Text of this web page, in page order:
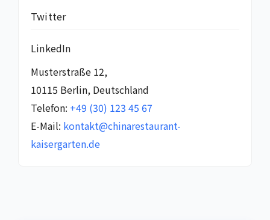
Twitter
LinkedIn
Musterstraße 12,
10115 Berlin, Deutschland
Telefon: +49 (30) 123 45 67
E-Mail: kontakt@chinarestaurant-
kaisergarten.de